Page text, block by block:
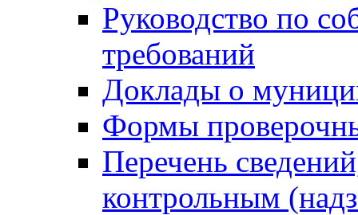
Руководство по
требований
Доклады о
Формы
Перечень
контрольным